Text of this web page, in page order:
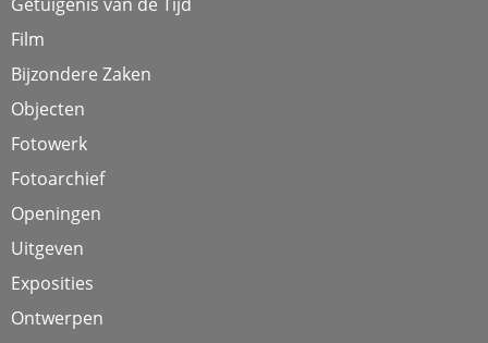
Film
Bijzondere Zaken
Objecten
Fotowerk
Fotoarchief
Openingen
Uitgeven
Exposities
Ontwerpen